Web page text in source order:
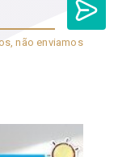
não enviamos